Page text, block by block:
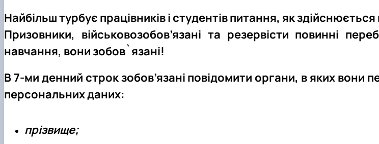
Найбільш турбує працівників і студентів питання, як
Призовники, військовозобов’язані та резервісти повинні
навчання, вони зобов`язані!
В 7-ми денний строк зобов’язані повідомити органи, в яких вони
персональних даних:
прізвище;